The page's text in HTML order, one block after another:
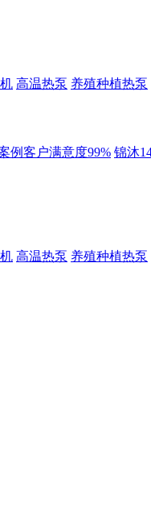
高温热泵 养殖种植热泵
例客户满意度99% 锦沐
高温热泵 养殖种植热泵